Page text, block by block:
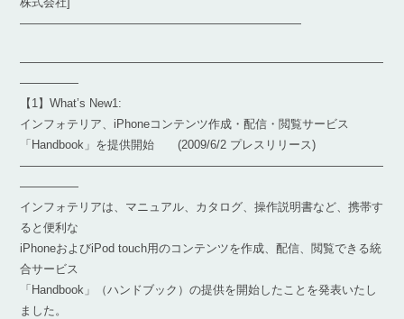
————————————————————————
―――――――――――――――――――――――――――――――
―――――
【1】What’s New1:
インフォテリア、iPhoneコンテンツ作成・配信・閲覧サービス
「Handbook」を提供開始 (2009/6/2 プレスリリース)
―――――――――――――――――――――――――――――――
―――――
インフォテリアは、マニュアル、カタログ、操作説明書など、携帯す
ると便利な
iPhoneおよびiPod touch用のコンテンツを作成、配信、閲覧できる統
合サービス
「Handbook」（ハンドブック）の提供を開始したことを発表いたし
ました。